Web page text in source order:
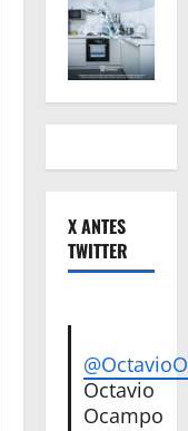
X ANTES
TWITTER
Octavio
Ocampo